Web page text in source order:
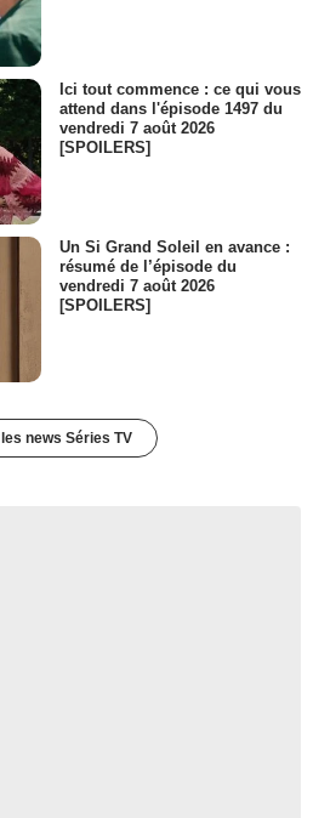
Ici tout commence : ce qui vous
attend dans l'épisode 1497 du
vendredi 7 août 2026
[SPOILERS]
Un Si Grand Soleil en avance :
résumé de l’épisode du
vendredi 7 août 2026
[SPOILERS]
news Séries TV